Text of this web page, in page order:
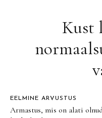
Kust
EELMINE ARVUSTUS
Armastus, mis on alati